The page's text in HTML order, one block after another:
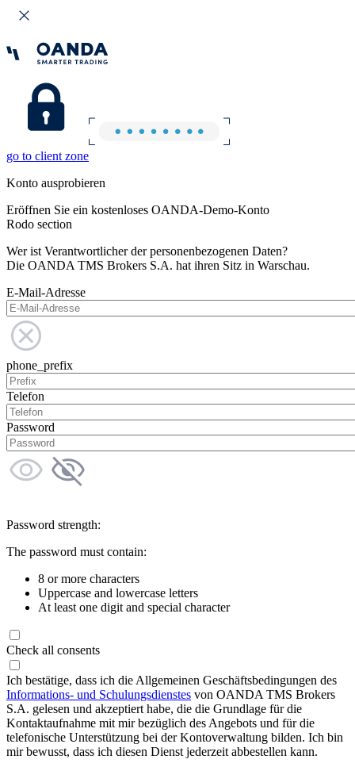
go to client zone
Konto ausprobieren
Eröffnen Sie ein kostenloses OANDA-Demo-Konto
Rodo section
Wer ist Verantwortlicher der personenbezogenen Daten?
Die OANDA TMS Brokers S.A. hat ihren Sitz in Warschau.
E-Mail-Adresse
phone_prefix
Telefon
Password
Password strength:
The password must contain:
8 or more characters
Uppercase and lowercase letters
At least one digit and special character
Check all consents
Ich bestätige, dass ich die Allgemeinen Geschäftsbedingungen des
Informations- und Schulungsdienstes von OANDA TMS Brokers
S.A. gelesen und akzeptiert habe, die die Grundlage für die
Kontaktaufnahme mit mir bezüglich des Angebots und für die
telefonische Unterstützung bei der Kontoverwaltung bilden. Ich bin
mir bewusst, dass ich diesen Dienst jederzeit abbestellen kann.